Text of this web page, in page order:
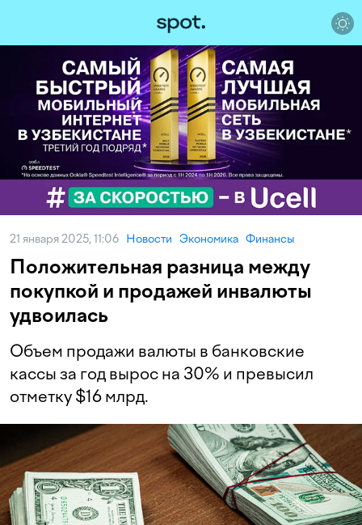
21 января 2025, 11:06 Новости Экономика Финансы
Положительная разница между
покупкой и продажей инвалюты
удвоилась
Объем продажи валюты в банковские
кассы за год вырос на 30% и превысил
отметку $16 млрд.